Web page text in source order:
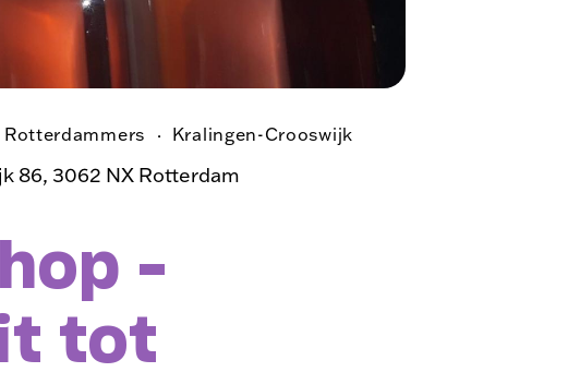
Rotterdammers Kralingen-Crooswijk
86, 3062 NX Rotterdam
–
tot